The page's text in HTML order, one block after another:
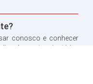
conosco e conhecer
Aproveitando, já leu